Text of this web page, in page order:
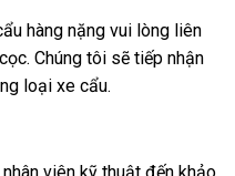
hàng nặng vui lòng liên
Chúng tôi sẽ tiếp nhận
loại xe cẩu.